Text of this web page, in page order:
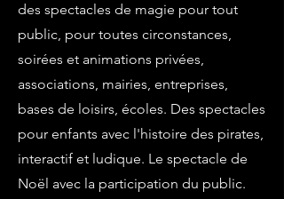
des spectacles de magie pour tout
public, pour toutes circonstances,
soirées et animations privées,
associations, mairies, entreprises,
bases de loisirs, écoles. Des spectacles
pour enfants avec l'histoire des pirates,
interactif et ludique. Le spectacle de
Noël avec la participation du public.